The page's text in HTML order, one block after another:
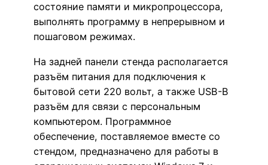
состояние памяти и микропроцессора,
выполнять программу в непрерывном и
пошаговом режимах.
На задней панели стенда располагается
разъём питания для подключения к
бытовой сети 220 вольт, а также USB-B
разъём для связи с персональным
компьютером. Программное
обеспечение, поставляемое вместе со
стендом, предназначено для работы в